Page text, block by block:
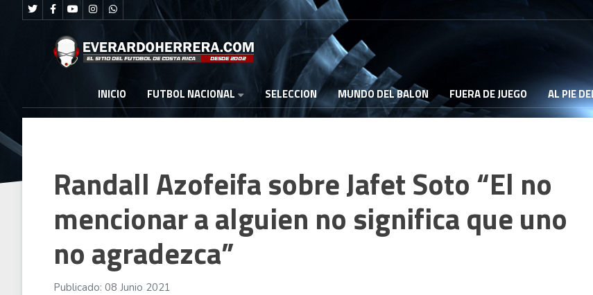
INICIO FUTBOL NACIONAL SELECCION MUNDO DEL BALON FUERA DE JUEGO AL PIE
Randall Azofeifa sobre Jafet Soto “El no
mencionar a alguien no significa que uno
no agradezca”
Publicado: 08 Junio 2021